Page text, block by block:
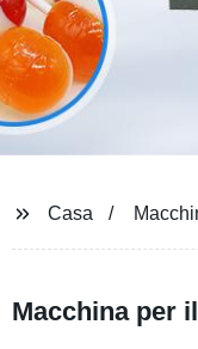
Casa
Macchina per